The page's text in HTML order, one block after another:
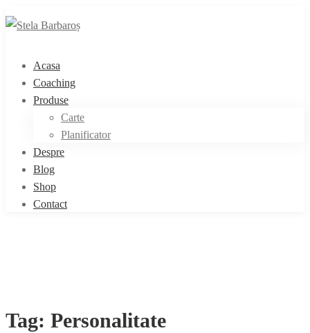
Acasa
Coaching
Produse
Carte
Planificator
Despre
Blog
Shop
Contact
Tag: Personalitate